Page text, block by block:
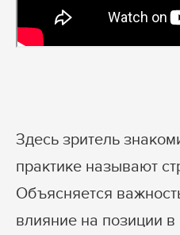
Здесь зритель
практике называют
Объясняется
влияние на позиции